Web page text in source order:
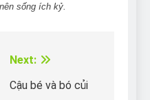
sống ích kỷ.
Next:
Cậu bé và bó củi